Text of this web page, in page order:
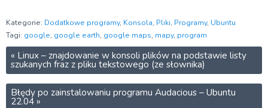
Kategorie: Dodatkowe programy, Konsola, Pliki, Programy, Ubuntu
Tagi: google, google earth, google maps, mapy, program
« Linux – znajdowanie w konsoli plików na podstawie listy
szukanych fraz z pliku tekstowego (ze słownika)
Błędy po zainstalowaniu programu Audacious – Ubuntu
22.04 »